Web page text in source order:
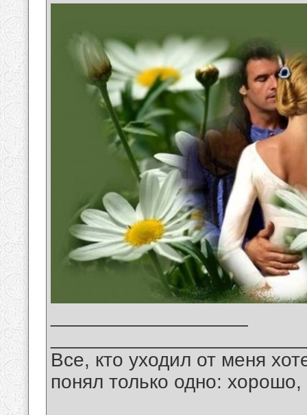
Все, кто уходил от меня
понял только одно: